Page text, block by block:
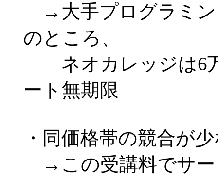
→大手プログラミン
のところ、
ネオカレッジは6万
ート無期限
・同価格帯の競合が
→この受講料でサー